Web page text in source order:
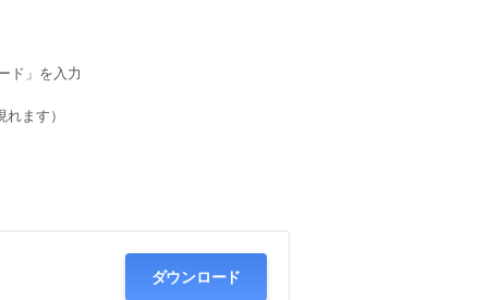
ド」を入力
ます）
ダウンロード